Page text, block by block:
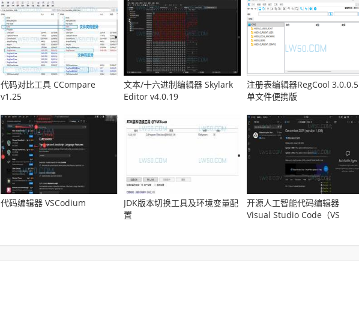
代码对比工具 CCompare
v1.25
文本/十六进制编辑器 Skylark
Editor v4.0.19
注册表编辑器RegCool 3.0.0.5
单文件便携版
代码编辑器 VSCodium
JDK版本切换工具及环境变量配
置
开源人工智能代码编辑器
Visual Studio Code（VS